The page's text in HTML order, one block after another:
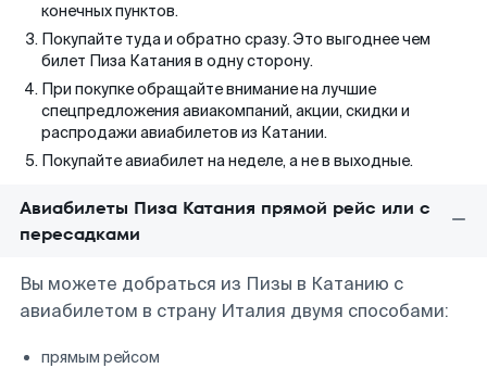
конечных пунктов.
Покупайте туда и обратно сразу. Это выгоднее чем
билет Пиза Катания в одну сторону.
При покупке обращайте внимание на лучшие
спецпредложения авиакомпаний, акции, скидки и
распродажи авиабилетов из Катании.
Покупайте авиабилет на неделе, а не в выходные.
Авиабилеты Пиза Катания прямой рейс или с
пересадками
Вы можете добраться из Пизы в Катанию с
авиабилетом в страну Италия двумя способами:
прямым рейсом